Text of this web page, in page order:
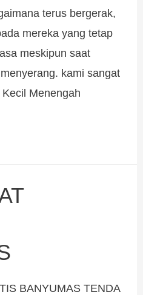
terus bergerak,
mereka yang tetap
meskipun saat
kami sangat
Menengah
BANYUMAS TENDA